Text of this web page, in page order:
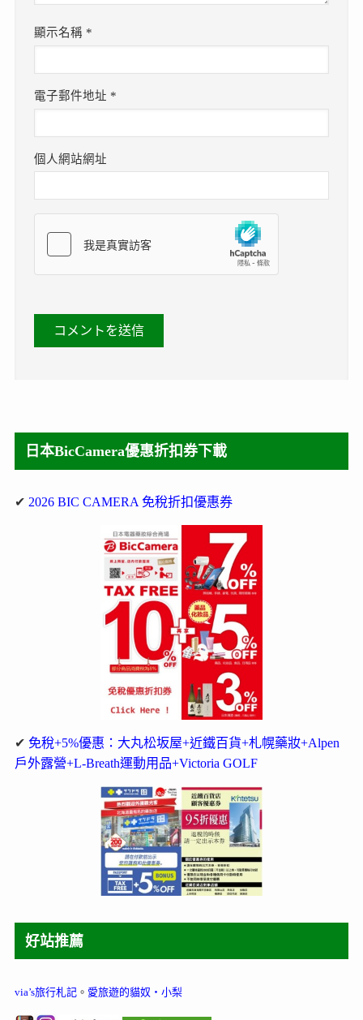
顯示名稱 *
電子郵件地址 *
個人網站網址
日本BicCamera優惠折扣券下載
✔ 2026 BIC CAMERA 免稅折扣優惠券
✔ 免稅+5%優惠：大丸松坂屋+近鐵百貨+札幌藥妝+Alpen
戶外露營+L-Breath運動用品+Victoria GOLF
好站推薦
via’s旅行札記。 愛旅遊的貓奴‧小梨